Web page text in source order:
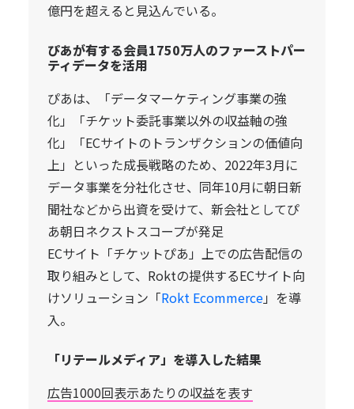
億円を超えると見込んでいる。
ぴあが有する会員1750万人のファーストパー
ティデータを活用
ぴあは、「データマーケティング事業の強
化」「チケット委託事業以外の収益軸の強
化」「ECサイトのトランザクションの価値向
上」といった成長戦略のため、2022年3月に
データ事業を分社化させ、同年10月に朝日新
聞社などから出資を受けて、新会社としてぴ
あ朝日ネクストスコープが発足
ECサイト「チケットぴあ」上での広告配信の
取り組みとして、Roktの提供するECサイト向
けソリューション「Rokt Ecommerce」を導
入。
「リテールメディア」を導入した結果
広告1000回表示あたりの収益を表す